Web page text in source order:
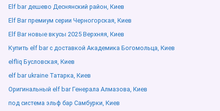
Elf bar дешево Деснянский район, Киев
Elf Bar премиум серии Черногорская, Киев
Elf Bar новые вкусы 2025 Верхняя, Киев
Купить elf bar с доставкой Академика Богомольца, Киев
elfliq Бусловская, Киев
elf bar ukraine Татарка, Киев
Оригинальный elf bar Генерала Алмазова, Киев
под система эльф бар Самбурки, Киев